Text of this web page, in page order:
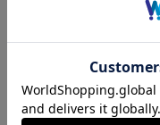
おすすめ
ポイント